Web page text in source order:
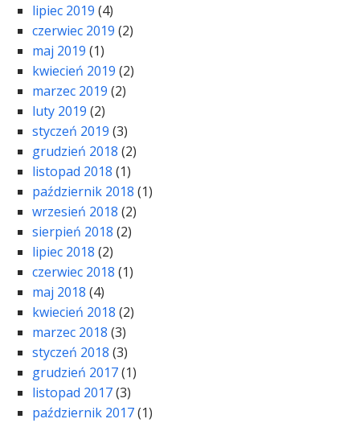
lipiec 2019 (4)
czerwiec 2019 (2)
maj 2019 (1)
kwiecień 2019 (2)
marzec 2019 (2)
luty 2019 (2)
styczeń 2019 (3)
grudzień 2018 (2)
listopad 2018 (1)
październik 2018 (1)
wrzesień 2018 (2)
sierpień 2018 (2)
lipiec 2018 (2)
czerwiec 2018 (1)
maj 2018 (4)
kwiecień 2018 (2)
marzec 2018 (3)
styczeń 2018 (3)
grudzień 2017(1)
listopad 2017(3)
październik 2017(1)